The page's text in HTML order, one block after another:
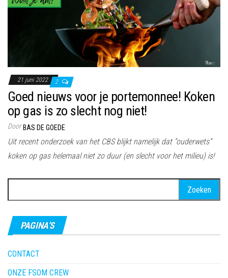
21 juni 2022 2
Goed nieuws voor je portemonnee! Koken
op gas is zo slecht nog niet!
Door BAS DE GOEDE
Uit recent onderzoek van het CBS blijkt namelijk dat “ouderwets”
koken op gas helemaal niet zo duur (en slecht voor het milieu) is!
naar:
PAGINA’S
CONTACT
ONZE FSOM CREW